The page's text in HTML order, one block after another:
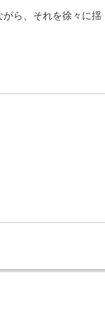
ら、それを徐々に揺